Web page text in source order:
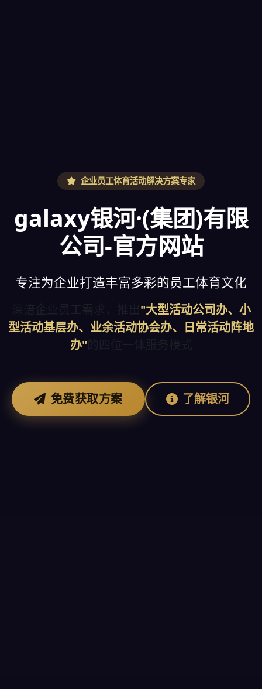
企业员工体育活动解决方案专家
galaxy银河·(集团)有限
公司-官方网站
专注为企业打造丰富多彩的员工体育文化
"大型活动公司办、小
型活动基层办、业余活动协会办、日常活动阵地
办"
免费获取方案 了解银河